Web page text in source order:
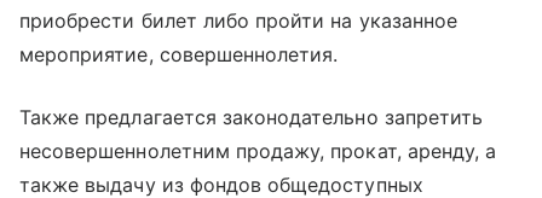
приобрести билет либо пройти на указанное
мероприятие, совершеннолетия.
Также предлагается законодательно запретить
несовершеннолетним продажу, прокат, аренду, а
также выдачу из фондов общедоступных